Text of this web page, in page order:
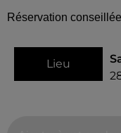
Réservation
Lieu